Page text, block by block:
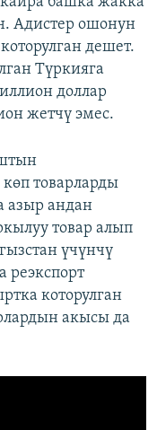
Адистер ошонун
дешет.
Түркияга
доллар
жетчү эмес.
товарларды
азыр андан
товар алып
үчүнчү
реэкспорт
которулган
акысы да